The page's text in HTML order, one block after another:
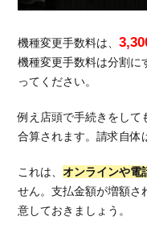
プラ
あ
る！
7.2.
デー
タフ
括：
機種変更手数料は、
機種変更手数料は分割に
ってください。
例え店頭で手続きをして
合算されます。請求自体
これは、オンラインや電
せん。支払金額が増額さ
意しておきましょう。